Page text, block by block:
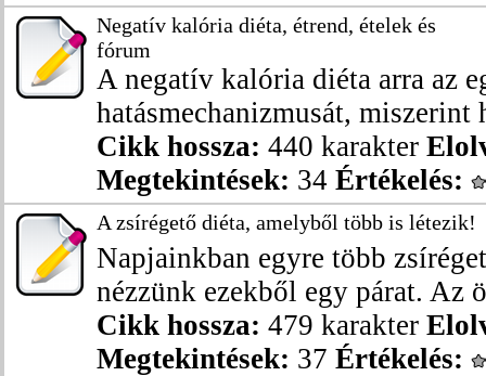
Negatív kalória diéta, étrend, ételek és
fórum
A negatív kalória diéta arra az
hatásmechanizmusát, miszerint
Cikk hossza: 440 karakter
Megtekintések: 34 Értékelés:
A zsírégető diéta, amelyből több is létezik!
Napjainkban egyre több
nézzünk ezekből egy párat. Az
Cikk hossza: 479 karakter
Megtekintések: 37 Értékelés: